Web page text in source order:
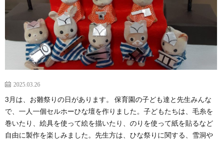
2025.03.26
3月は、お雛祭りの日があります。 保育園の子ども達と先生みんな
で、一人一個セルホーひな壇を作りました。子どもたちは、毛糸を
巻いたり、絵具を使って絵を描いたり、のりを使って紙を貼るなど
自由に製作を楽しみました。先生方は、ひな祭りに関する、雪洞や